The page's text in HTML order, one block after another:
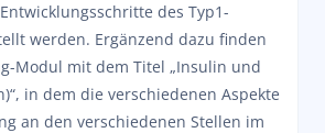
des Typ1-
werden. Ergänzend dazu finden
Modul mit dem Titel „Insulin und
in dem die verschiedenen Aspekte
an den verschiedenen Stellen im